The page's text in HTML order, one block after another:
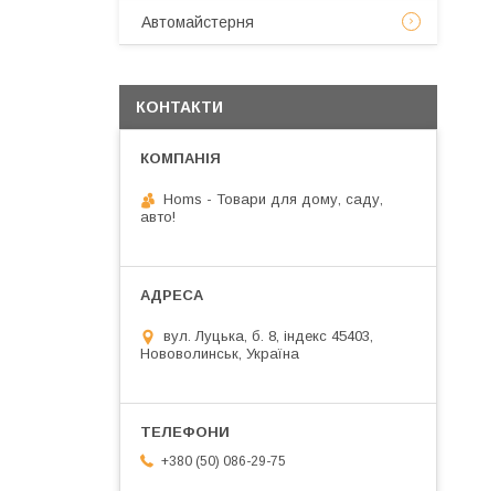
Автомайстерня
КОНТАКТИ
Homs - Товари для дому, саду,
авто!
вул. Луцька, б. 8, індекс 45403,
Нововолинськ, Україна
+380 (50) 086-29-75